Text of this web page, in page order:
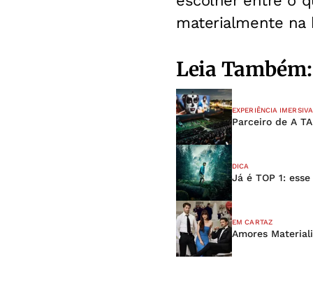
materialmente na
Leia Também:
EXPERIÊNCIA IMERSIVA
Parceiro de A
DICA
Já é TOP 1:
EM CARTAZ
Amores